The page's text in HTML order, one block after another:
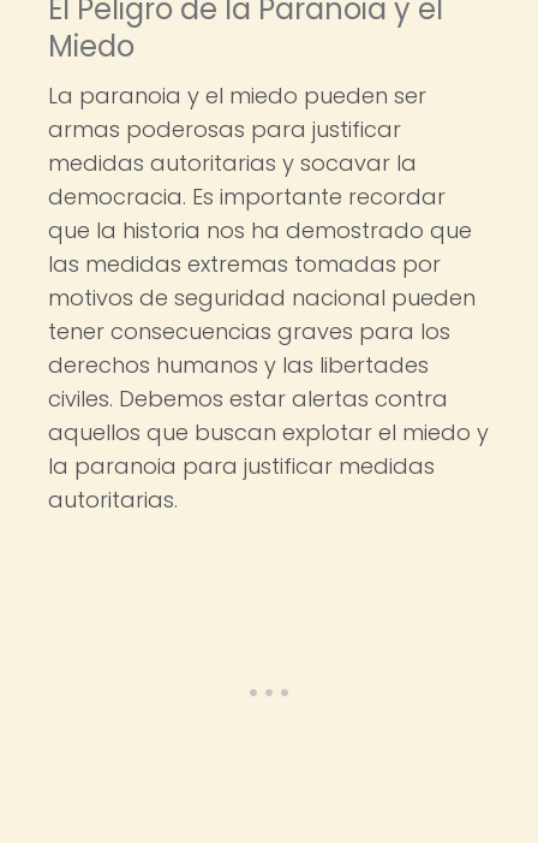
El Peligro de la Paranoia y el
Miedo
La paranoia y el miedo pueden ser
armas poderosas para justificar
medidas autoritarias y socavar la
democracia. Es importante recordar
que la historia nos ha demostrado que
las medidas extremas tomadas por
motivos de seguridad nacional pueden
tener consecuencias graves para los
derechos humanos y las libertades
civiles. Debemos estar alertas contra
aquellos que buscan explotar el miedo y
la paranoia para justificar medidas
autoritarias.